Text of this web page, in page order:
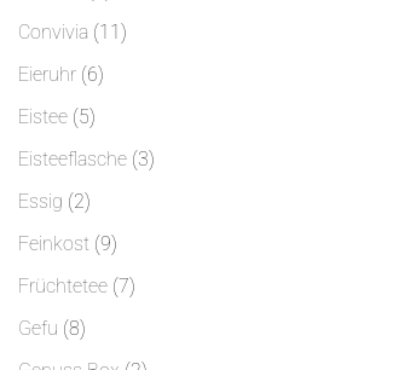
Produkte
Convivia 1111
Eieruhr 66
Eistee 55
Produkte
Eisteeflasche 33
Essig 22
Produkte
Feinkost 99
Produkte
Früchtetee 77
Gefu 88
Produkte